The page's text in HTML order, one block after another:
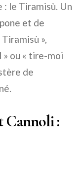
: le Tiramisù. Un
et de
»,
ou « tire-moi
de
Cannoli :